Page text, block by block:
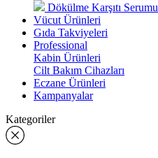
Dökülme Karşıtı Serumu
Vücut Ürünleri
Gıda Takviyeleri
Professional
Kabin Ürünleri
Cilt Bakım Cihazları
Eczane Ürünleri
Kampanyalar
Kategoriler